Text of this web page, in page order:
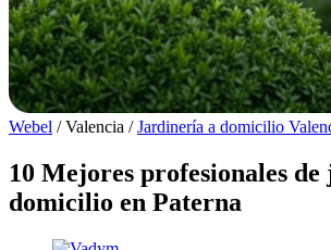
Webel / Valencia / Jardinería a domicilio
10 Mejores profesionales
domicilio en Paterna